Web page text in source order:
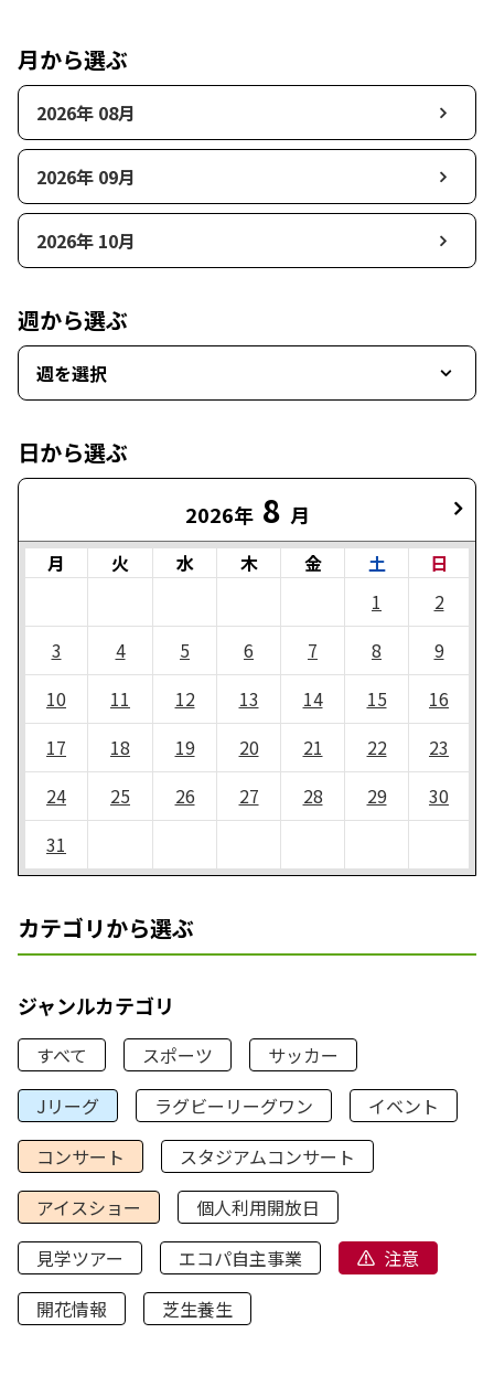
月から選ぶ
2026年 08月
2026年 09月
2026年 10月
週から選ぶ
週を選択
日から選ぶ
2026年 8 月
月 火 水 木 金 土
日
1
2
3
4 5 6 7 8
9
10
11 12 13 14 15
16
17
18 19 20 21 22
23
24
25 26 27 28 29
30
31
カテゴリから選ぶ
ジャンルカテゴリ
すべて スポーツ
サッカー
Jリーグ
ラグビーリーグワン
イベント
コンサート
スタジアムコンサート
アイスショー
個人利用開放日
見学ツアー
エコパ自主事業
注意
開花情報
芝生養生